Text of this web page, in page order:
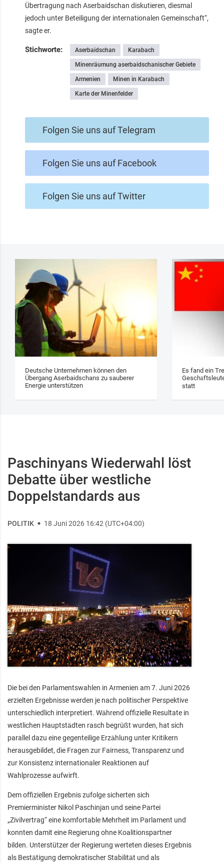
Übertragung nach Aserbaidschan diskutieren, diesmal
jedoch unter Beteiligung der internationalen Gemeinschaft“,
sagte er.
Stichworte: Aserbaidschan Karabach
Minenräumung aserbaidschanischer Gebiete
Armenien Minen in Karabach
Karte der Minenfelder
Folgen Sie uns auf Telegram
Folgen Sie uns auf Facebook
Folgen Sie uns auf Twitter
Deutsche Unternehmen können den
Übergang Aserbaidschans zu sauberer
Energie unterstützen
Es fand ein
statt
Paschinyans Wiederwahl löst
Debatte über westliche
Doppelstandards aus
POLITIK 18 Juni 2026 16:42 (UTC+04:00)
Die bei den Parlamentswahlen in Armenien am 7. Juni 2026
erzielten Ergebnisse werden je nach politischer Perspektive
unterschiedlich interpretiert. Während offizielle Resultate in
westlichen Hauptstädten rasch begrüßt wurden, hat sich
parallel dazu eine gegenteilige Erzählung unter Kritikern
herausgebildet, die Fragen zur Fairness, Transparenz und
zur Konsistenz internationaler Reaktionen auf
Wahlprozesse aufwirft.
Dem offiziellen Ergebnis zufolge sicherten sich
Premierminister Nikol Paschinjan und seine Partei
„Zivilvertrag“ eine komfortable Mehrheit im Parlament und
konnten damit eine Regierung ohne Koalitionspartner
bilden. Unterstützer der Regierung werteten dieses Ergebnis
als Bestätigung demokratischer Stabilität und als